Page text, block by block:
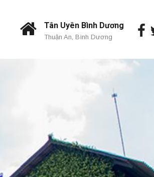
Tân Uyên Bình Dương
Thuận An, Bình Dương